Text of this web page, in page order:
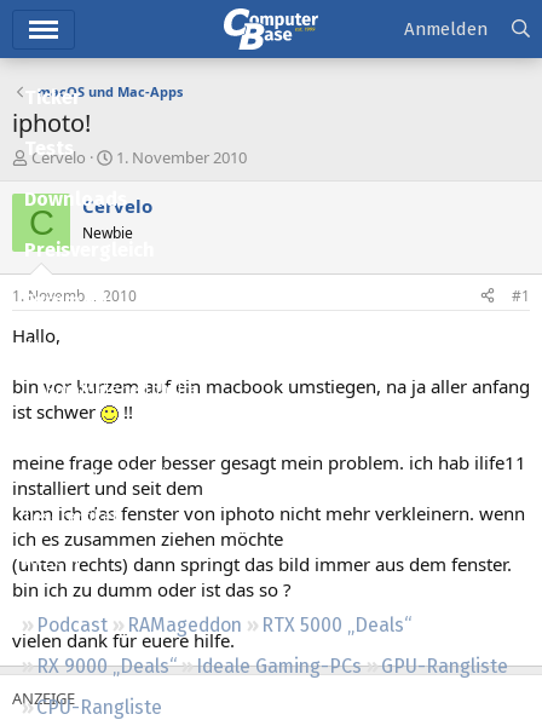
Ticker
Tests
Downloads
Preisvergleich
Forum
Aktuelles
Empfohlene Inhalte
Neueste Aktivitäten
Leserartikel
Regeln
Podcast RAMageddon
RTX 5000 „Deals“
RX 9000 „Deals“
Ideale Gaming-PCs
GPU-Rangliste
CPU-Rangliste
Anmelden
macOS und Mac-Apps
iphoto!
E
s
t
e
l
e
r
Cervelo
E
s
e
l
t
1. November 2010
C Cervelo
Newbie
1. November 2010 #1
Hallo,
bin vor kurzem auf ein macbook umstiegen, na ja aller anfang
ist schwer
!!
meine frage oder besser gesagt mein problem. ich hab ilife11
installiert und seit dem
kann ich das fenster von iphoto nicht mehr verkleinern. wenn
ich es zusammen ziehen möchte
(unten rechts) dann springt das bild immer aus dem fenster.
bin ich zu dumm oder ist das so ?
vielen dank für euere hilfe.